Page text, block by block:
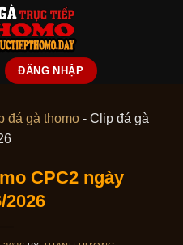
ĐĂNG NHẬP
đá gà thomo - Clip đá gà
CPC2 ngày
2026